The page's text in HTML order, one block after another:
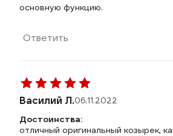
основную функцию.
Ответить
Василий Л.06.11.2022
Достоинства:
отличный оригинальный козырек,